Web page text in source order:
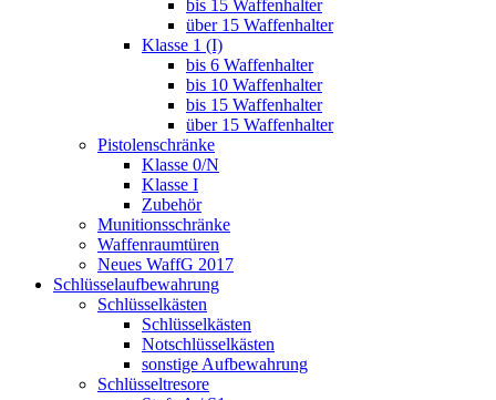
bis 15 Waffenhalter
über 15 Waffenhalter
Klasse 1 (I)
bis 6 Waffenhalter
bis 10 Waffenhalter
bis 15 Waffenhalter
über 15 Waffenhalter
Pistolenschränke
Klasse 0/N
Klasse I
Zubehör
Munitionsschränke
Waffenraumtüren
Neues WaffG 2017
Schlüsselaufbewahrung
Schlüsselkästen
Schlüsselkästen
Notschlüsselkästen
sonstige Aufbewahrung
Schlüsseltresore